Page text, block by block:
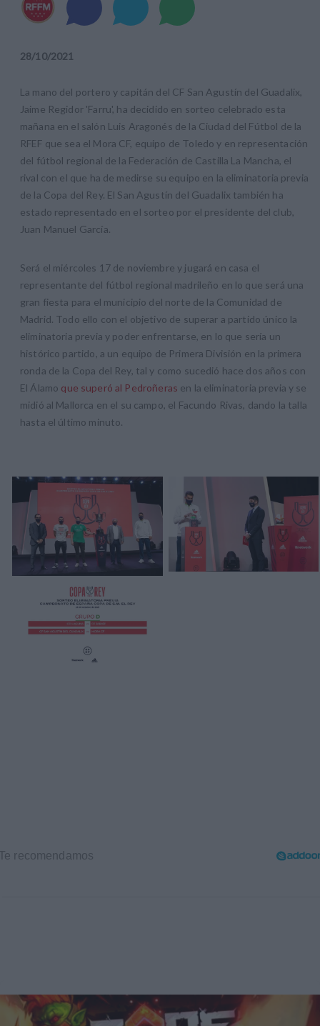
28/10/2021
La mano del portero y capitán del CF San Agustín del Guadalix,
Jaime Regidor 'Farru', ha decidido en sorteo celebrado esta
mañana en el salón Luis Aragonés de la Ciudad del Fútbol de la
RFEF que sea el Mora CF, equipo de Toledo y en representación
del fútbol regional de la Federación de Castilla La Mancha, el
rival con el que ha de medirse su equipo en la eliminatoria previa
de la Copa del Rey. El San Agustín del Guadalix también ha
estado representado en el sorteo por el presidente del club,
Juan Manuel García.
Será el miércoles 17 de noviembre y jugará en casa el
representante del fútbol regional madrileño en lo que será una
gran fiesta para el municipio del norte de la Comunidad de
Madrid. Todo ello con el objetivo de superar a partido único la
eliminatoria previa y poder enfrentarse, en lo que sería un
histórico partido, a un equipo de Primera División en la primera
ronda de la Copa del Rey, tal y como sucedió hace dos años con
El Álamo que superó al Pedroñeras en la eliminatoria previa y se
midió al Mallorca en el su campo, el Facundo Rivas, dando la talla
hasta el último minuto.